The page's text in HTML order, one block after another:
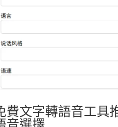
費文字轉語音工具